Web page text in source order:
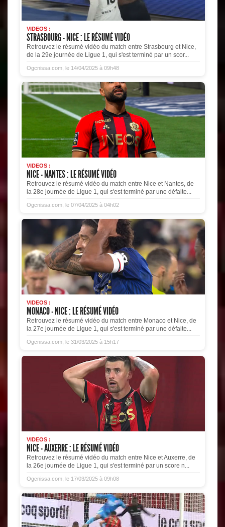
VIDEOS :
STRASBOURG - NICE : LE RÉSUMÉ VIDÉO
Retrouvez le résumé vidéo du match entre Strasbourg et Nice,
de la 29e journée de Ligue 1, qui s'est terminé par un scor...
Ogcnissa.com, le 14/04/2025 à 09h48
VIDEOS :
NICE - NANTES : LE RÉSUMÉ VIDÉO
Retrouvez le résumé vidéo du match entre Nice et Nantes, de
la 28e journée de Ligue 1, qui s'est terminé par une défaite...
Ogcnissa.com, le 07/04/2025 à 04h02
VIDEOS :
MONACO - NICE : LE RÉSUMÉ VIDÉO
Retrouvez le résumé vidéo du match entre Monaco et Nice, de
la 27e journée de Ligue 1, qui s'est terminé par une défaite...
Ogcnissa.com, le 31/03/2025 à 15h17
VIDEOS :
NICE - AUXERRE : LE RÉSUMÉ VIDÉO
Retrouvez le résumé vidéo du match entre Nice et Auxerre, de
la 26e journée de Ligue 1, qui s'est terminé par un score n...
Ogcnissa.com, le 17/03/2025 à 09h08